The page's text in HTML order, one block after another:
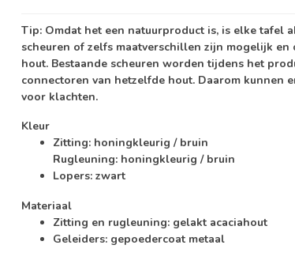
Tip: Omdat het een natuurproduct is, is elke tafel
scheuren of zelfs maatverschillen zijn mogelijk
hout. Bestaande scheuren worden tijdens het
connectoren van hetzelfde hout. Daarom kunnen
voor klachten.
Kleur
Zitting: honingkleurig / bruin
Rugleuning: honingkleurig / bruin
Lopers: zwart
Materiaal
Zitting en rugleuning: gelakt acaciahout
Geleiders: gepoedercoat metaal